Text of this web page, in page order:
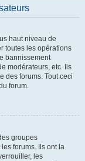
haut niveau de
toutes les opérations
bannissement
modérateurs, etc. Ils
des forums. Tout ceci
forum.
groupes
forums. Ils ont la
les